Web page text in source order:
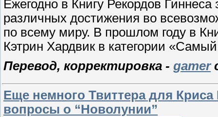
Ежегодно в Книгу Рекордов
различных достижения во
по всему миру. В прошлом году в
Кэтрин Хардвик в категории
Перевод, корректировка - gamer
Еще немного Твиттера для
вопросы о “Новолунии”